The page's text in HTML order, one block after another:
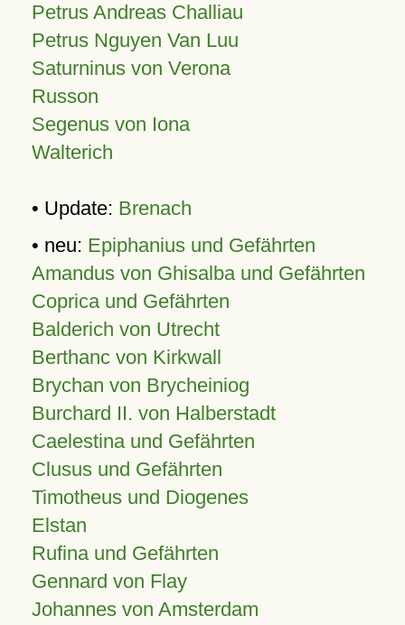
Petrus Andreas Challiau
Petrus Nguyen Van Luu
Saturninus von Verona
Russon
Segenus von Iona
Walterich
• Update: Brenach
• neu: Epiphanius und Gefährten
Amandus von Ghisalba und Gefährten
Coprica und Gefährten
Balderich von Utrecht
Berthanc von Kirkwall
Brychan von Brycheiniog
Burchard II. von Halberstadt
Caelestina und Gefährten
Clusus und Gefährten
Timotheus und Diogenes
Elstan
Rufina und Gefährten
Gennard von Flay
Johannes von Amsterdam